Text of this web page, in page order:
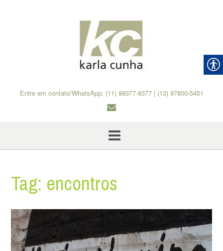
Entre em contato/WhatsApp: (11) 99377-8377 | (13) 97800-5451
Tag: encontros